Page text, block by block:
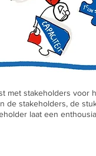
met stakeholders
de stakeholders, de
laat een